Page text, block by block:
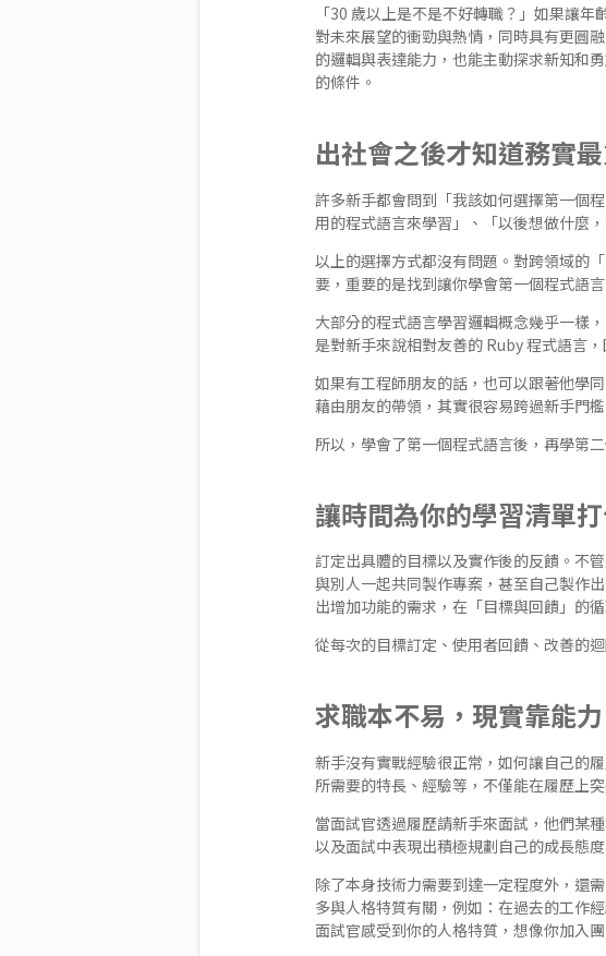
「30 歲以上是不是不好轉職？」如果讓
對未來展望的衝勁與熱情，同時具有更圓
的邏輯與表達能力，也能主動探求新知和
的條件。
出社會之後才知道務實
許多新手都會問到「我該如何選擇第一個
用的程式語言來學習」、「以後想做什麼
以上的選擇方式都沒有問題。對跨領域的
要，重要的是找到讓你學會第一個程式語言
大部分的程式語言學習邏輯概念幾乎一樣
是對新手來說相對友善的 Ruby 程式語言
如果有工程師朋友的話，也可以跟著他學
藉由朋友的帶領，其實很容易跨過新手門
所以，學會了第一個程式語言後，再學第二
讓時間為你的學習清單
訂定出具體的目標以及實作後的反饋。不
與別人一起共同製作專案，甚至自己製作
出增加功能的需求，在「目標與回饋」的
從每次的目標訂定、使用者回饋、改善的
求職本不易，現實靠能力
新手沒有實戰經驗很正常，如何讓自己的
所需要的特長、經驗等，不僅能在履歷上
當面試官透過履歷請新手來面試，他們某
以及面試中表現出積極規劃自己的成長態度
除了本身技術力需要到達一定程度外，還
多與人格特質有關，例如：在過去的工作
面試官感受到你的人格特質，想像你加入